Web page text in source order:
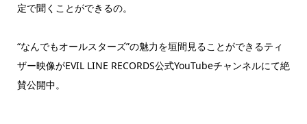
定で聞くことができるの。
“なんでもオールスターズ”の魅力を垣間見ることができるティ
ザー映像がEVIL LINE RECORDS公式YouTubeチャンネルにて絶
賛公開中。